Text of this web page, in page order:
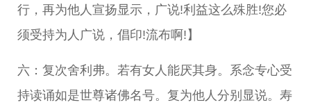
行，再为他人宣扬显示，广说!利益这么殊胜!您必
须受持为人广说，倡印!流布啊!】
六：复次舍利弗。若有女人能厌其身。系念专心受
持读诵如是世尊诸佛名号。复为他人分别显说。寿